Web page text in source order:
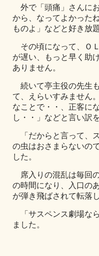
外で「頭痛」さんに
から、なってよかった
ものよ」などと好き放
その頃になって、Ｏ
が遅い、もっと早く助
ありません。
続いて亭主役の先生
て、えらいすみません
なことで・・、正客に
し・・」などと言い訳
「だからと言って、
の虫はおさまらないの
した。
席入りの混乱は毎回
の時間になり、入口の
が弾き飛ばされて転落
「サスペンス劇場な
ました。